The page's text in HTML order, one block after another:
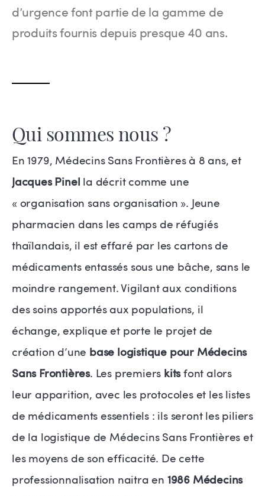
d’urgence font partie de la gamme de
produits fournis depuis presque 40 ans.
Qui sommes nous ?
En 1979, Médecins Sans Frontières à 8 ans, et
Jacques Pinel la décrit comme une
« organisation sans organisation ». Jeune
pharmacien dans les camps de réfugiés
thaïlandais, il est effaré par les cartons de
médicaments entassés sous une bâche, sans le
moindre rangement. Vigilant aux conditions
des soins apportés aux populations, il
échange, explique et porte le projet de
création d’une base logistique pour Médecins
Sans Frontières. Les premiers kitsfont alors
leur apparition, avec les protocoles et les listes
de médicaments essentiels : ils seront les piliers
de la logistique de Médecins Sans Frontières et
les moyens de son efficacité. De cette
professionnalisation naitra en 1986 Médecins